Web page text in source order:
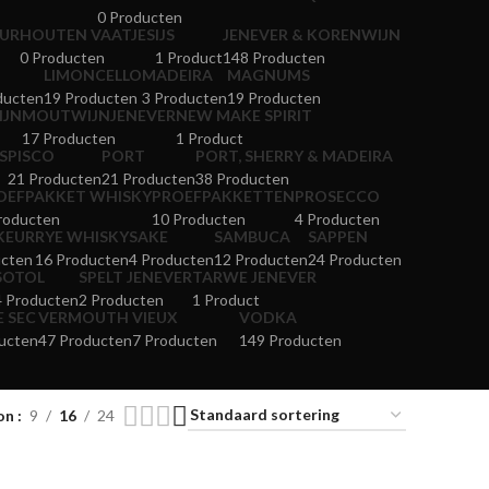
0 Producten
HOUTEN VAATJES
0 Producten
IJS
1 Product
JENEVER & KORENWIJN
148 Producten
LIMONCELLO
19 Producten
MADEIRA
3 Producten
MAGNUMS
19 Producten
MOUTWIJNJENEVER
17 Producten
NEW MAKE SPIRIT
1 Product
PISCO
21 Producten
PORT
21 Producten
PORT, SHERRY & MADEIRA
38 Producten
WHISKYPROEFPAKKETTEN
10 Producten
PROSECCO
4 Producten
RYE WHISKY
16 Producten
SAKE
4 Producten
SAMBUCA
12 Producten
SAPPEN
24 Producten
Producten
SPELT JENEVER
2 Producten
TARWE JENEVER
1 Product
SECVERMOUTH
47 Producten
VIEUX
7 Producten
VODKA
149 Producten
9 16 24